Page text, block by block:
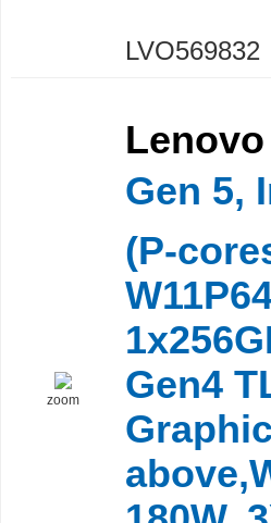
zoom
Lenovo
Gen 5,
(P-
Gen4